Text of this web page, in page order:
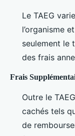
Le TAEG
l’organisme
seulement le
des frais
Frais
Outre le
cachés tels
de